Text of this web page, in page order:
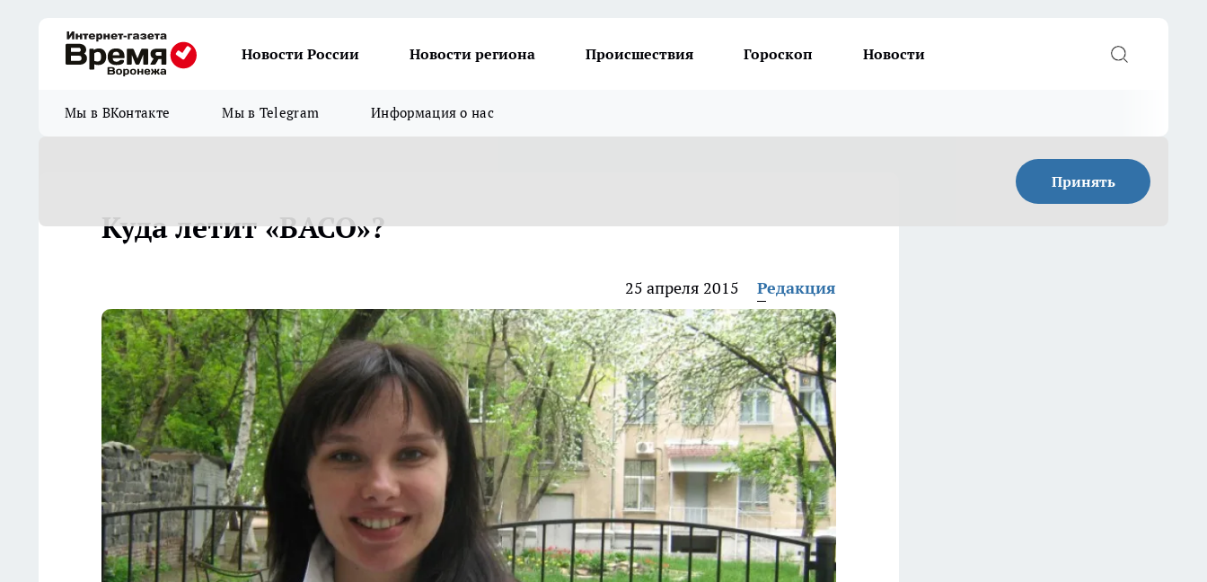
Новости России Новости региона Происшествия Гороскоп Новости
Мы в ВКонтакте Мы в Telegram Информация о нас
Принять
Куда летит «ВАСО»?
25 апреля 2015 Редакция